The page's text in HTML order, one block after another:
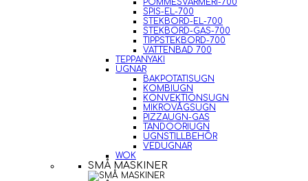
POMMESVÄRMERI-700
SPIS-EL-700
STEKBORD-EL-700
STEKBORD-GAS-700
TIPPSTEKBORD-700
VATTENBAD 700
TEPPANYAKI
UGNAR
BAKPOTATISUGN
KOMBIUGN
KONVEKTIONSUGN
MIKROVÅGSUGN
PIZZAUGN-GAS
TANDOORIUGN
UGNSTILLBEHÖR
VEDUGNAR
WOK
SMÅ MASKINER